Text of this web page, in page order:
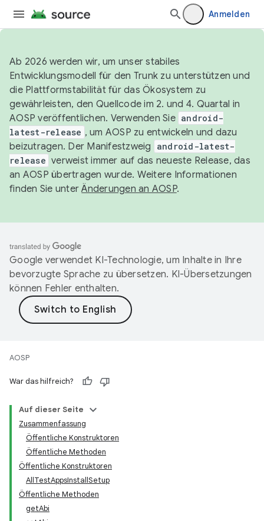
Anmelden
Ab 2026 werden wir, um unser stabiles
Entwicklungsmodell für den Trunk zu unterstützen und
die Plattformstabilität für das Ökosystem zu
gewährleisten, den Quellcode im 2. und 4. Quartal in
AOSP veröffentlichen. Verwenden Sie android-
latest-release , um AOSP zu entwickeln und dazu
beizutragen. Der Manifestzweig
android-latest-
release verweist immer auf das neueste Release, das
an AOSP übertragen wurde. Weitere Informationen
finden Sie unterÄnderungen an AOSP.
Google verwendet KI-Technologie, um Inhalte in Ihre
bevorzugte Sprache zu übersetzen. KI-Übersetzungen
können Fehler enthalten.
AOSP
War das hilfreich?
Auf dieser Seite
Zusammenfassung
Öffentliche Konstruktoren
Öffentliche Methoden
Öffentliche Konstruktoren
AllTestAppsInstallSetup
Öffentliche Methoden
getAbi